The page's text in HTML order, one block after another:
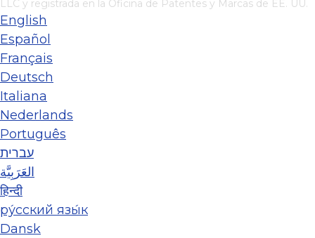
LLC y registrada en la Oficina de Patentes y Marcas de EE. UU.
English
Español
Français
Deutsch
Italiana
Nederlands
Português
עברית
العَرَبِيَّة
हिन्दी
ру́сский язы́к
Dansk